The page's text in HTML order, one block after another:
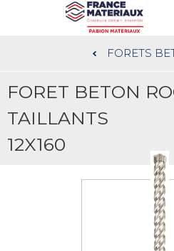
au
contenu
FORETS
FORET BETON
TAILLANTS
12X160